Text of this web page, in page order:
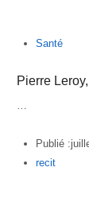
Santé
Pierre
…
Publié :
Author
recit